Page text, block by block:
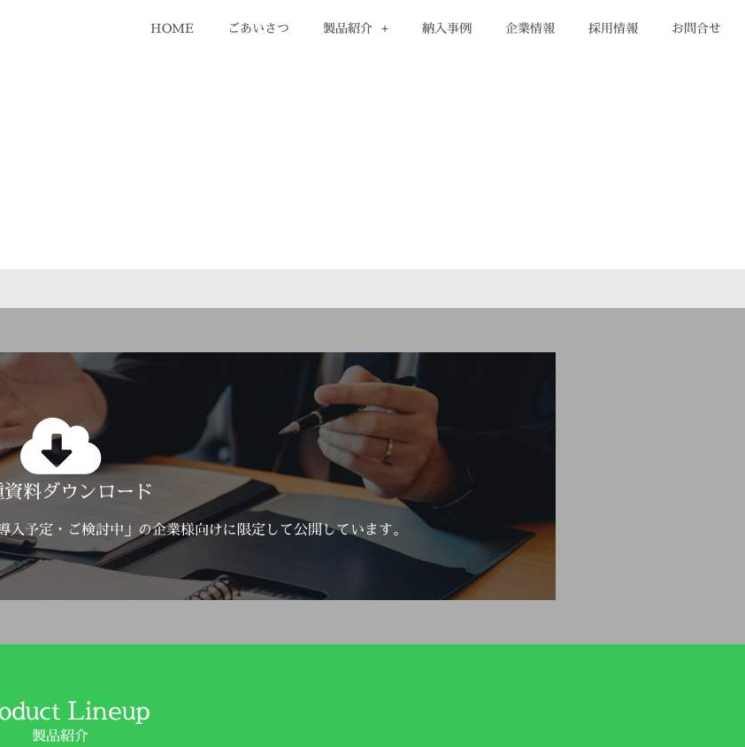
HOME ごあいさつ 製品紹介 納入事例 企業情報 採用情報 お問合せ
料ダウンロード
予定・ご検討中」の企業様向けに限定して公開しています。
しくはこちら
Click Here
Lineup
製品紹介